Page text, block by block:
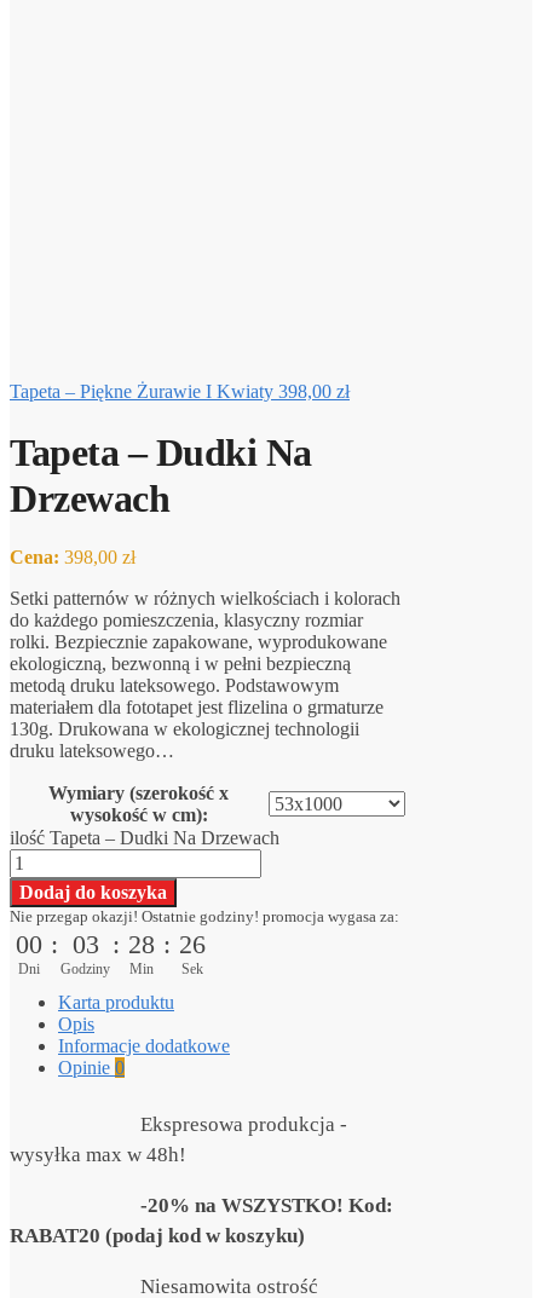
Tapeta – Piękne Żurawie I Kwiaty 398,00 zł
Tapeta – Dudki Na
Drzewach
398,00 zł
Setki patternów w różnych wielkościach i kolorach
do każdego pomieszczenia, klasyczny rozmiar
rolki. Bezpiecznie zapakowane, wyprodukowane
ekologiczną, bezwonną i w pełni bezpieczną
metodą druku lateksowego. Podstawowym
materiałem dla fototapet jest flizelina o grmaturze
130g. Drukowana w ekologicznej technologii
druku lateksowego…
Wymiary (szerokość x
wysokość w cm):
ilość Tapeta – Dudki Na Drzewach
Dodaj do koszyka
Nie przegap okazji! Ostatnie godziny! promocja wygasa za:
00
Dni
: 03
Godziny
: 28
Min
: 26
Sek
Karta produktu
Opis
Informacje dodatkowe
Opinie 0
Ekspresowa produkcja -
wysyłka max w 48h!
-20% na WSZYSTKO! Kod:
RABAT20 (podaj kod w koszyku)
Niesamowita ostrość